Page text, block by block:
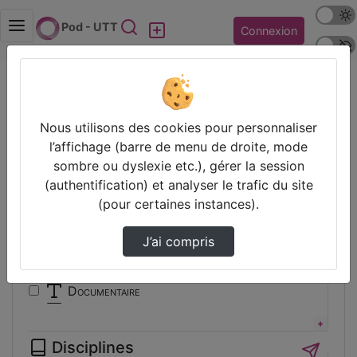
Pod - UTT Rechercher Connexion
Mode
Police
Filtres
Types
Animation
Conférence
Cours
Documentaire
Interview
Disciplines
Nous utilisons des cookies pour personnaliser
l’affichage (barre de menu de droite, mode
sombre ou dyslexie etc.), gérer la session
(authentification) et analyser le trafic du site
(pour certaines instances).
J’ai compris